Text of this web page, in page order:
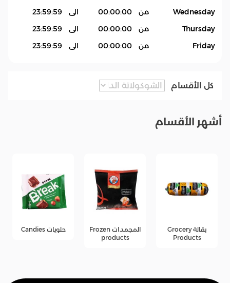
Wednesday
من 00:00:00 الى
23:59:59
Thursday
من 00:00:00 الى
23:59:59
Friday
من 00:00:00 الى 23:59:59
كل الأقسام
أشهر الأقسام
بقالة Grocery
Products
المجمدات Frozen
products
حلويات Candies